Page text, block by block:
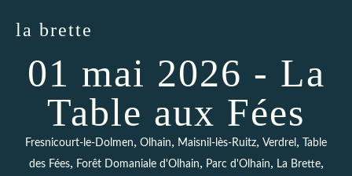
la brette
01 mai 2026 - La
Table aux Fées
Fresnicourt-le-Dolmen, Olhain, Maisnil-lès-Ruitz, Verdrel ,
Table
des Fées, Forêt Domaniale d'Olhain, Parc d'Olhain, La Brette,